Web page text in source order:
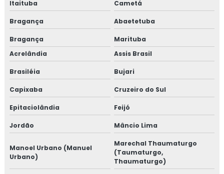
Itaituba Cametá
Bragança Abaetetuba
Bragança
Marituba
Acrelândia
Assis Brasil
Brasiléia Bujari
Capixaba Cruzeiro do Sul
Epitaciolândia Feijó
Jordão Mâncio Lima
Manoel Urbano (Manuel
Urbano)
Marechal Thaumaturgo
(Taumaturgo,
Thaumaturgo)